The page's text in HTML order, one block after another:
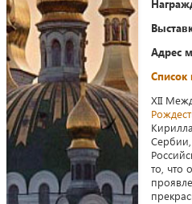
Адрес
Список
XII
Сербии,
то, что